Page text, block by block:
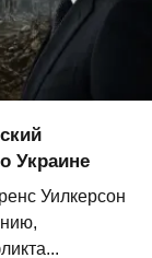
Украине
Уилкерсон